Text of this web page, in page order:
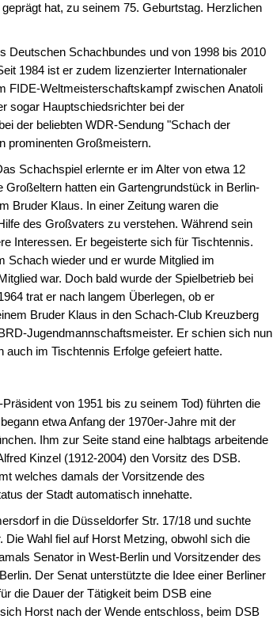
hat, zu seinem 75. Geburtstag. Herzlichen
Deutschen Schachbundes und von 1998 bis 2010
1984 ist er zudem lizenzierter Internationaler
FIDE-Weltmeisterschaftskampf zwischen Anatoli
sogar Hauptschiedsrichter bei der
der beliebten WDR-Sendung "Schach der
prominenten Großmeistern.
Schachspiel erlernte er im Alter von etwa 12
hatten ein Gartengrundstück in Berlin-
Bruder Klaus. In einer Zeitung waren die
des Großvaters zu verstehen. Während sein
Interessen. Er begeisterte sich für Tischtennis.
Schach wieder und er wurde Mitglied im
war. Doch bald wurde der Spielbetrieb bei
trat er nach langem Überlegen, ob er
Bruder Klaus in den Schach-Club Kreuzberg
Jugendmannschaftsmeister. Er schien sich nun
im Tischtennis Erfolge gefeiert hatte.
von 1951 bis zu seinem Tod) führten die
etwa Anfang der 1970er-Jahre mit der
Ihm zur Seite stand eine halbtags arbeitende
Kinzel (1912-2004) den Vorsitz des DSB.
welches damals der Vorsitzende des
der Stadt automatisch innehatte.
in die Düsseldorfer Str. 17/18 und suchte
Wahl fiel auf Horst Metzing, obwohl sich die
Senator in West-Berlin und Vorsitzender des
Der Senat unterstützte die Idee einer Berliner
die Dauer der Tätigkeit beim DSB eine
Horst nach der Wende entschloss, beim DSB